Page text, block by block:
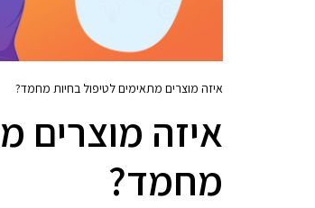
איזה מוצרים מתאימים לטיפול בחיות מחמד?
איזה מוצרים
מחמד?